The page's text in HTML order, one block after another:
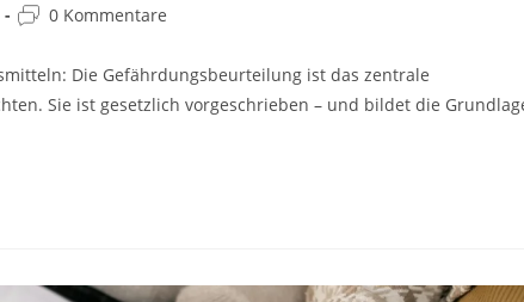
0 Kommentare
Die Gefährdungsbeurteilung ist das zentrale
Sie ist gesetzlich vorgeschrieben – und bildet die